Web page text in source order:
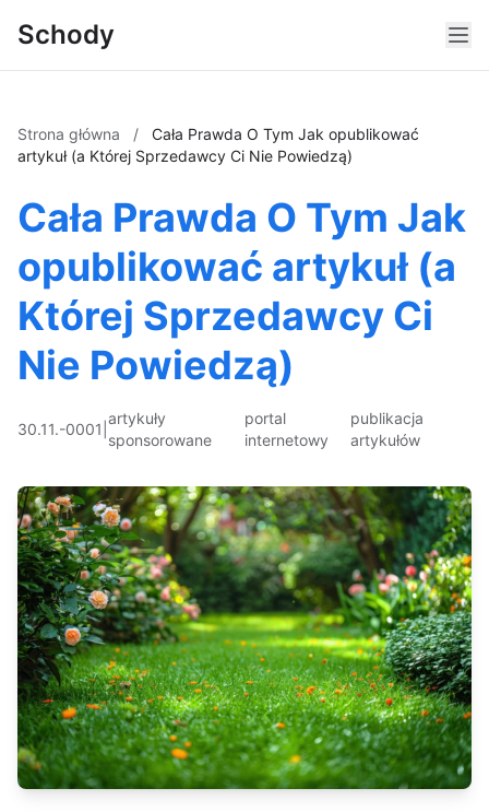
Schody
Strona główna /
Cała Prawda O Tym Jak opublikować
artykuł (a Której Sprzedawcy Ci Nie Powiedzą)
Cała Prawda O Tym Jak
opublikować artykuł (a
Której Sprzedawcy Ci
Nie Powiedzą)
30.11.-0001
artykuły
sponsorowane
portal
internetowy
publikacja
artykułów